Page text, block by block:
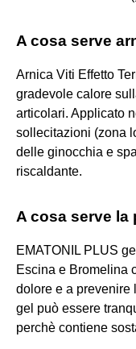
A cosa serve
Arnica Viti Effetto
gradevole calore
articolari. Applicato
sollecitazioni (zona
delle ginocchia e
riscaldante.
A cosa serve la
EMATONIL PLUS
Escina e Bromelina
dolore e a prevenire
gel può essere
perchè contiene